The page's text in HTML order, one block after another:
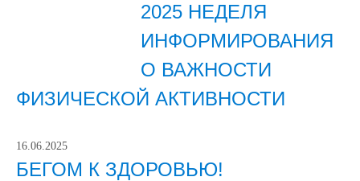
2025 НЕДЕЛЯ
ИНФОРМИРОВАНИЯ
О ВАЖНОСТИ
ФИЗИЧЕСКОЙ АКТИВНОСТИ
16.06.2025
БЕГОМ К ЗДОРОВЬЮ!